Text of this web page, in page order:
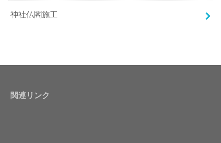
神社仏閣施工
関連リンク